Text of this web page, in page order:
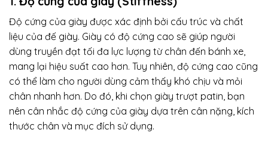
Độ cứng của giày được xác định bởi cấu trúc và chất
liệu của đế giày. Giày có độ cứng cao sẽ giúp người
dùng truyền đạt tối đa lực lượng từ chân đến bánh xe,
mang lại hiệu suất cao hơn. Tuy nhiên, độ cứng cao cũng
có thể làm cho người dùng cảm thấy khó chịu và mỏi
chân nhanh hơn. Do đó, khi chọn giày trượt patin, bạn
nên cân nhắc độ cứng của giày dựa trên cân nặng, kích
thước chân và mục đích sử dụng.